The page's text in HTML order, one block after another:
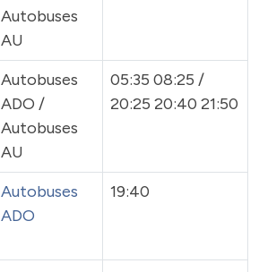
Autobuses
AU
Autobuses
ADO /
Autobuses
AU
05:35 08:25 /
20:25 20:40 21:50
Autobuses
ADO
19:40